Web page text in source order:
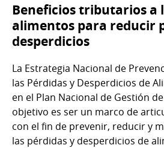
Beneficios tributarios a
alimentos para reducir
desperdicios
La Estrategia Nacional de
las Pérdidas y Desperdicios de
en el Plan Nacional de Gestión de
objetivo es ser un marco de
con el fin de prevenir, reducir y
las pérdidas y desperdicios de